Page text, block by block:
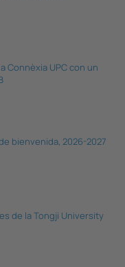
Connèxia UPC con un
bienvenida, 2026-2027
de la Tongji University